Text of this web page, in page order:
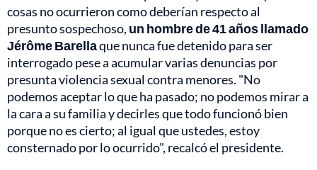
cosas no ocurrieron como deberían respecto al
presunto sospechoso, un hombre de 41 años llamado
Jérôme Barellaque nunca fue detenido para ser
interrogado pese a acumular varias denuncias por
presunta violencia sexual contra menores. "No
podemos aceptar lo que ha pasado; no podemos mirar a
la cara a su familia y decirles que todo funcionó bien
porque no es cierto; al igual que ustedes, estoy
consternado por lo ocurrido", recalcó el presidente.